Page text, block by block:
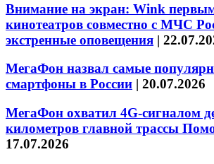
Внимание на экран: Wink
кинотеатров совместно с МЧС
экстренные оповещения |
МегаФон назвал самые
смартфоны в России | 20.07.2026
МегаФон охватил 4G-сигналом
километров главной трассы
17.07.2026